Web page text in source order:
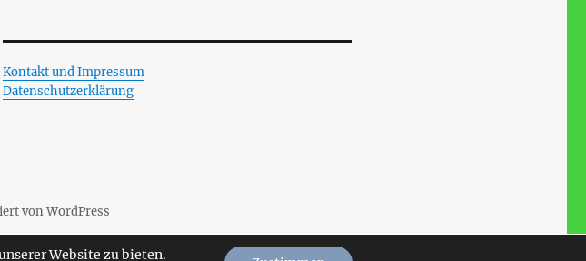
Kontakt und Impressum
Datenschutzerklärung
von WordPress
Website zu bieten.